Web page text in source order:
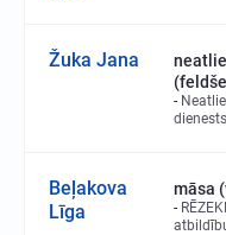
Žuka Jana
dienests
Beļakova
Līga
māsa